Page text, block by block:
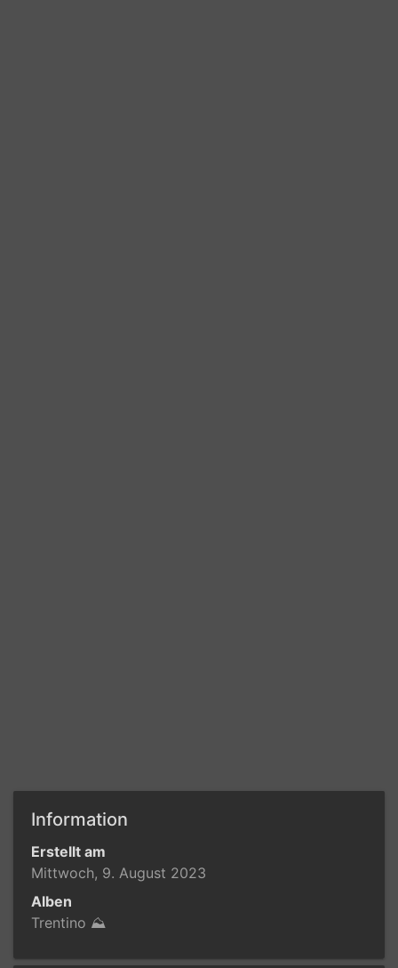
Information
Erstellt am
Mittwoch, 9. August 2023
Alben
Trentino ⛰️